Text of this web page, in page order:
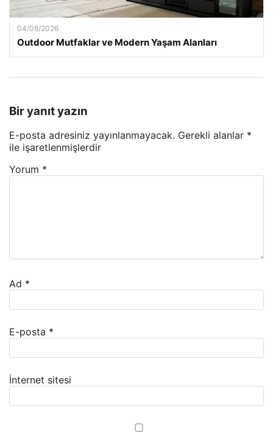
04/08/2026
Outdoor Mutfaklar ve Modern Yaşam Alanları
Bir yanıt yazın
E-posta adresiniz yayınlanmayacak. Gerekli alanlar *
ile işaretlenmişlerdir
Yorum *
Ad *
E-posta *
İnternet sitesi